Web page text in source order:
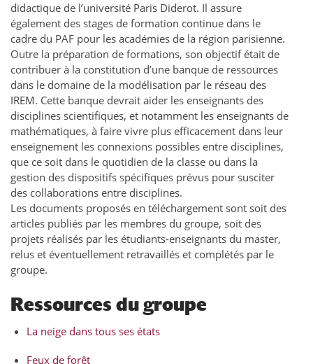
didactique de l’université Paris Diderot. Il assure
également des stages de formation continue dans le
cadre du PAF pour les académies de la région parisienne.
Outre la préparation de formations, son objectif était de
contribuer à la constitution d’une banque de ressources
dans le domaine de la modélisation par le réseau des
IREM. Cette banque devrait aider les enseignants des
disciplines scientifiques, et notamment les enseignants de
mathématiques, à faire vivre plus efficacement dans leur
enseignement les connexions possibles entre disciplines,
que ce soit dans le quotidien de la classe ou dans la
gestion des dispositifs spécifiques prévus pour susciter
des collaborations entre disciplines.
Les documents proposés en téléchargement sont soit des
articles publiés par les membres du groupe, soit des
projets réalisés par les étudiants-enseignants du master,
relus et éventuellement retravaillés et complétés par le
groupe.
Ressources du groupe
La neige dans tous ses états
Feux de forêt